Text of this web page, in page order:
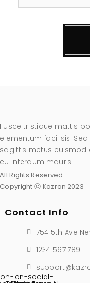
Fusce tristique mattis
elementum facilisis.
sagittis metus euismod
eu interdum mauris.
All Rights Reserved.
Copyright ⓒ Kazron 2023
Contact Info
754 5th Ave
1234 567 789
Ion-social-